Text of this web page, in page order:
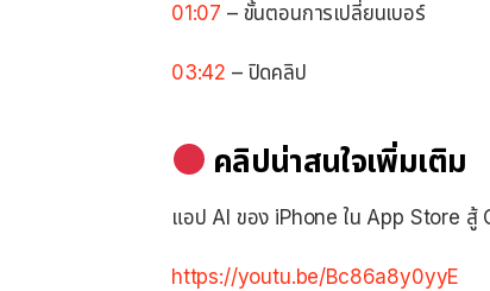
01:07 – ขั้นตอนการเปลี่ยนเบอร์
03:42 – ปิดคลิป
คลิปน่าสนใจเพิ่มเติม
แอป AI ของ iPhone ใน App Store สู้
https://youtu.be/Bc86a8y0yyE